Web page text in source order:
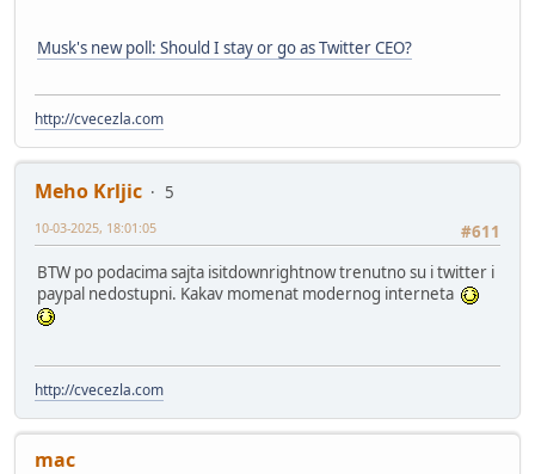
Musk's new poll: Should I stay or go as Twitter CEO?
http://cvecezla.com
Meho Krljic
5
#611
10-03-2025, 18:01:05
BTW po podacima sajta isitdownrightnow trenutno su i twitter i
paypal nedostupni. Kakav momenat modernog interneta
http://cvecezla.com
mac